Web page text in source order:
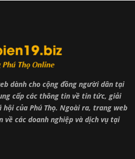
dành cho cộng đồng người dân tại
cấp các thông tin về tin tức, giải
của Phú Thọ. Ngoài ra, trang web
về các doanh nghiệp và dịch vụ tại